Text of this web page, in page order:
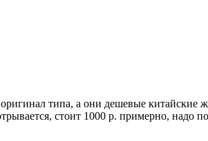
типа, а они дешевые китайские
стоит 1000 р. примерно, надо